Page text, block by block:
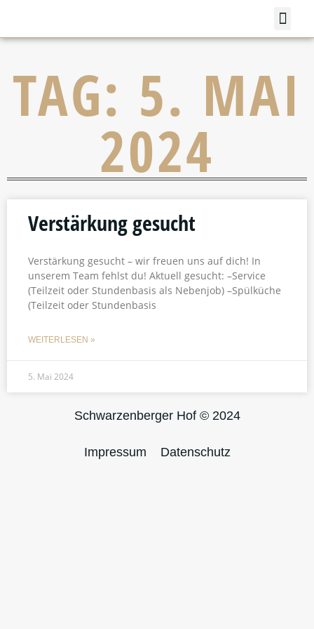
TAG: 5. MAI
2024
Verstärkung gesucht
Verstärkung gesucht – wir freuen uns auf dich! In
unserem Team fehlst du! Aktuell gesucht: –Service
(Teilzeit oder Stundenbasis als Nebenjob) –Spülküche
(Teilzeit oder Stundenbasis
WEITERLESEN »
5. Mai 2024
Schwarzenberger Hof © 2024
Impressum Datenschutz